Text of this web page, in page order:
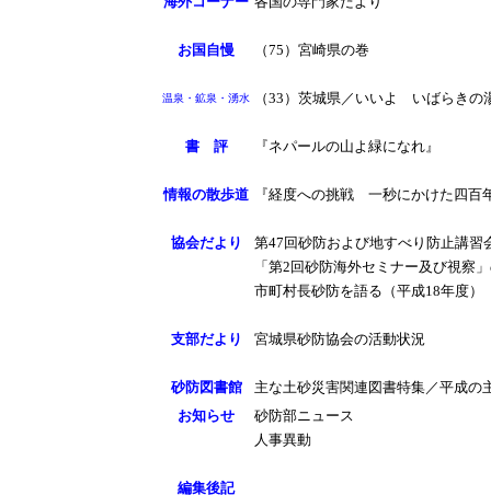
お国自慢 （75）宮崎県の巻
温泉・鉱泉・湧水 （33）茨城県／いいよ いばらきの
書 評 『ネパールの山よ緑になれ』
情報の散歩道 『経度への挑戦 一秒にかけた四百
協会だより
第47回砂防および地すべり防止講習
「第2回砂防海外セミナー及び視察
市町村長砂防を語る（平成18年度）
支部だより 宮城県砂防協会の活動状況
砂防図書館
主な土砂災害関連図書特集／平成の
お知らせ
砂防部ニュース
人事異動
編集後記